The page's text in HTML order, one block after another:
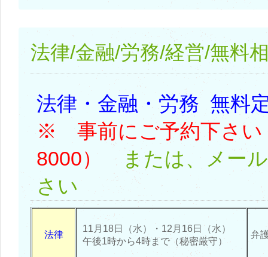
法律/金融/労務/経営/無料
法律・金融・労務 無
※ 事前にご予約下さい
8000）
または、メー
さい
法律
11月18日（水）・12月16日（水）
午後1時から4時まで（秘密厳守）
弁